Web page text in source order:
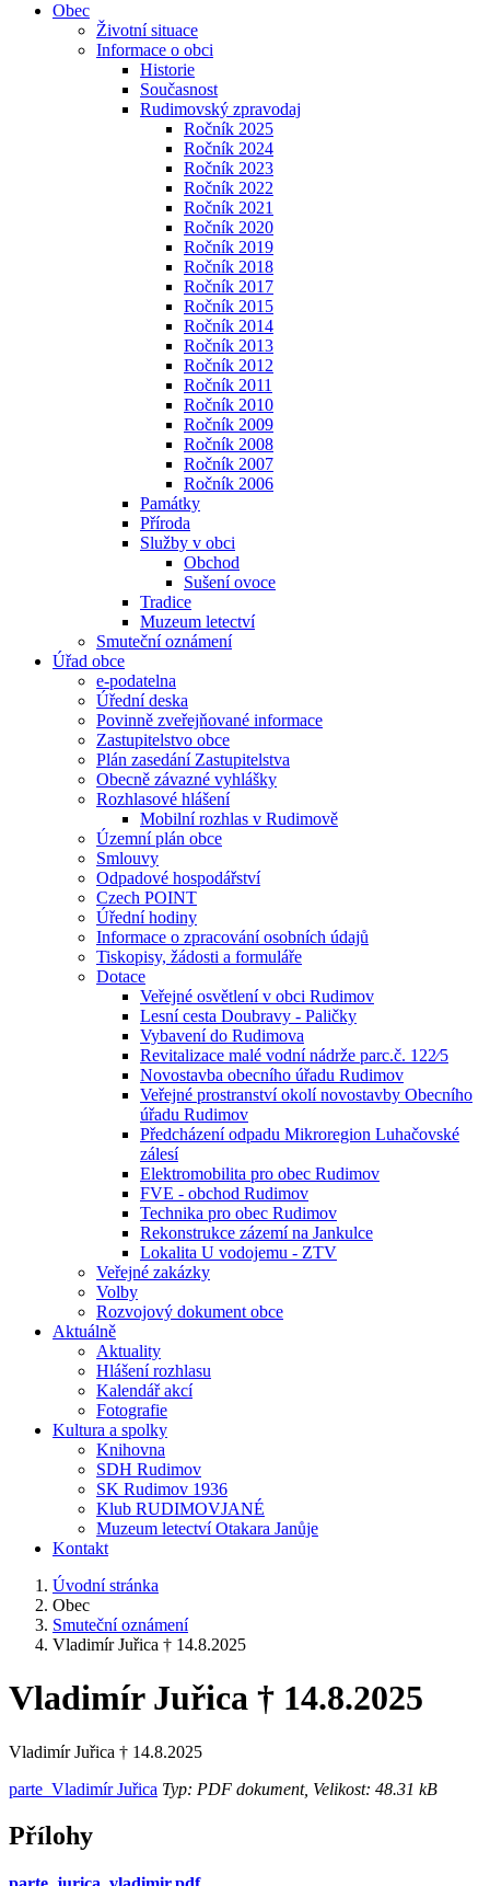
Obec
Životní situace
Informace o obci
Historie
Současnost
Rudimovský zpravodaj
Ročník 2025
Ročník 2024
Ročník 2023
Ročník 2022
Ročník 2021
Ročník 2020
Ročník 2019
Ročník 2018
Ročník 2017
Ročník 2015
Ročník 2014
Ročník 2013
Ročník 2012
Ročník 2011
Ročník 2010
Ročník 2009
Ročník 2008
Ročník 2007
Ročník 2006
Památky
Příroda
Služby v obci
Obchod
Sušení ovoce
Tradice
Muzeum letectví
Smuteční oznámení
Úřad obce
e-podatelna
Úřední deska
Povinně zveřejňované informace
Zastupitelstvo obce
Plán zasedání Zastupitelstva
Obecně závazné vyhlášky
Rozhlasové hlášení
Mobilní rozhlas v Rudimově
Územní plán obce
Smlouvy
Odpadové hospodářství
Czech POINT
Úřední hodiny
Informace o zpracování osobních údajů
Tiskopisy, žádosti a formuláře
Dotace
Veřejné osvětlení v obci Rudimov
Lesní cesta Doubravy - Paličky
Vybavení do Rudimova
Revitalizace malé vodní nádrže parc.č. 122⁄5
Novostavba obecního úřadu Rudimov
Veřejné prostranství okolí novostavby Obecního
úřadu Rudimov
Předcházení odpadu Mikroregion Luhačovské
zálesí
Elektromobilita pro obec Rudimov
FVE - obchod Rudimov
Technika pro obec Rudimov
Rekonstrukce zázemí na Jankulce
Lokalita U vodojemu - ZTV
Veřejné zakázky
Volby
Rozvojový dokument obce
Aktuálně
Aktuality
Hlášení rozhlasu
Kalendář akcí
Fotografie
Kultura a spolky
Knihovna
SDH Rudimov
SK Rudimov 1936
Klub RUDIMOVJANÉ
Muzeum letectví Otakara Janůje
Kontakt
Úvodní stránka
Obec
Smuteční oznámení
Vladimír Juřica † 14.8.2025
Vladimír Juřica † 14.8.2025
Vladimír Juřica † 14.8.2025
parte_Vladimír Juřica Typ: PDF dokument, Velikost: 48.31 kB
Přílohy